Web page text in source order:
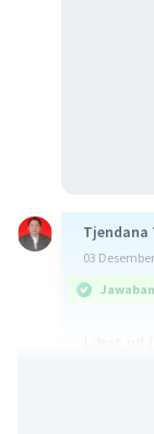
Tjendana
03
Daerah